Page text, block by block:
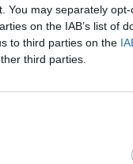
You may separately
on the IAB’s list of
to third parties on the
third parties.